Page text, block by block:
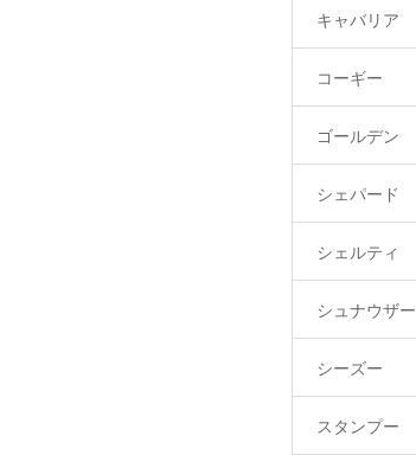
キャバリア
コーギー
ゴールデン
シェパード
シェルティ
シュナウザー
シーズー
スタンプー